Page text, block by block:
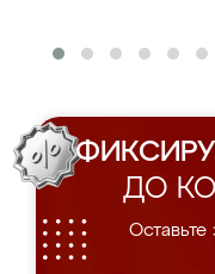
ДО
Оставьте